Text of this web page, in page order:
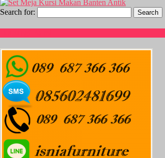
Search for: